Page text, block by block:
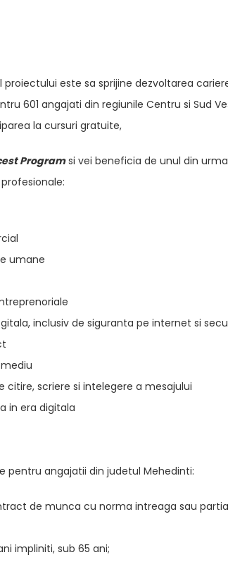
este sa sprijine dezvoltarea
601 angajati din regiunile Centru si Sud
la cursuri gratuite,
Programsi vei beneficia de unul din
umane
inclusiv de siguranta pe internet si
citire, scriere si intelegere a mesajului
in era digitala
pentru angajatii din judetul Mehedinti:
de munca cu norma intreaga sau
impliniti, sub 65 ani;